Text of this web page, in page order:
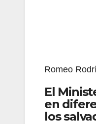
Romeo
El
en
los